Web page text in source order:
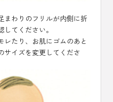
まわりのフリルが内側に折
てください。
たり、お肌にゴムのあと
サイズを変更してくださ